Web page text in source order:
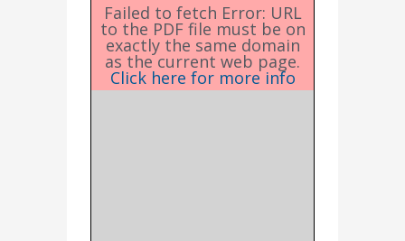
Failed to fetch Error: URL
to the PDF file must be on
exactly the same domain
as the current web page.
Click here for more info